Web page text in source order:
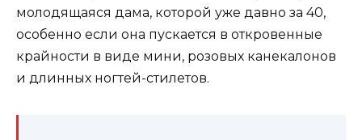
молодящаяся дама, которой уже давно за 40,
особенно если она пускается в откровенные
крайности в виде мини, розовых канекалонов
и длинных ногтей-стилетов.